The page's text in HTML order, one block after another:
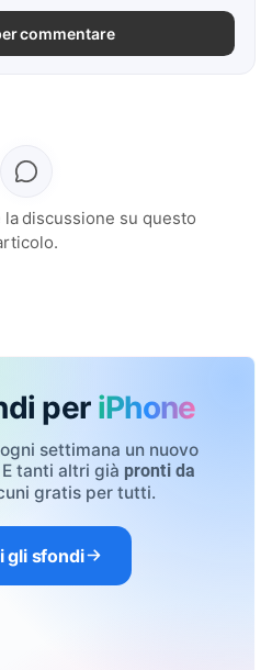
commentare
discussione su questo
per iPhone
settimana un nuovo
tanti altri già pronti da
gratis per tutti.
gli sfondi